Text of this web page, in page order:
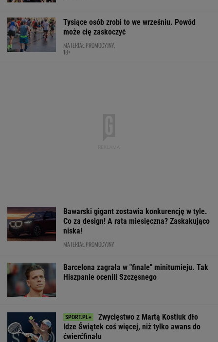
Tysiące osób zrobi to we wrześniu. Powód
może cię zaskoczyć
MATERIAŁ PROMOCYJNY,
18+
Bawarski gigant zostawia konkurencję w tyle.
Co za design! A rata miesięczna? Zaskakująco
niska!
MATERIAŁ PROMOCYJNY
Barcelona zagrała w "finale" miniturnieju. Tak
Hiszpanie ocenili Szczęsnego
Zwycięstwo z Martą Kostiuk dło
Idze Świątek coś więcej, niż tylko awans do
ćwierćfinału